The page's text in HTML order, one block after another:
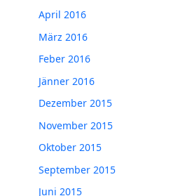
April 2016
März 2016
Feber 2016
Jänner 2016
Dezember 2015
November 2015
Oktober 2015
September 2015
Juni 2015